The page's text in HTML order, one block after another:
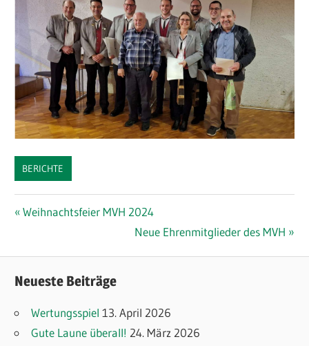
BERICHTE
Beitragsnavigation
Vorheriger
Weihnachtsfeier MVH 2024
Nächster
Neue Ehrenmitglieder des MVH
Neueste Beiträge
Wertungsspiel 13. April 2026
Gute Laune überall! 24. März 2026